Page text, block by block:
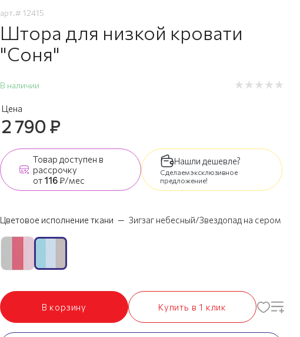
арт.# 12415
Штора для низкой кровати
"Соня"
В наличии
Цена
2 790₽
Товар доступен в
рассрочку
от 116₽/мес
Нашли дешевле?
Сделаем эксклюзивное
предложение!
Цветовое исполнение ткани — Зигзаг небесный/Звездопад на сером
В корзину Купить в 1 клик